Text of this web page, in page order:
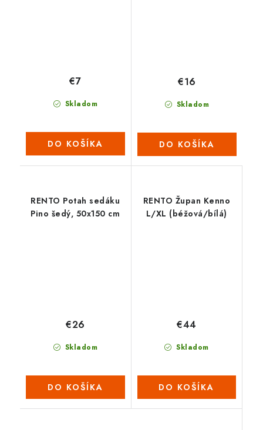
Skladom
€7
DO KOŠÍKA
Skladom
€16
DO KOŠÍKA
RENTO Potah sedáku
Pino šedý, 50x150 cm
Skladom
€26
DO KOŠÍKA
RENTO Župan Kenno
L/XL (béžová/bílá)
Skladom
€44
DO KOŠÍKA